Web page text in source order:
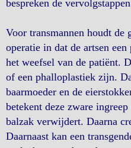
bespreken de
Voor transmannen houdt de
operatie in dat de artsen
het weefsel van de patiënt.
of een phalloplastiek zijn.
baarmoeder en de
betekent deze zware
balzak verwijdert. Daarna
Daarnaast kan een